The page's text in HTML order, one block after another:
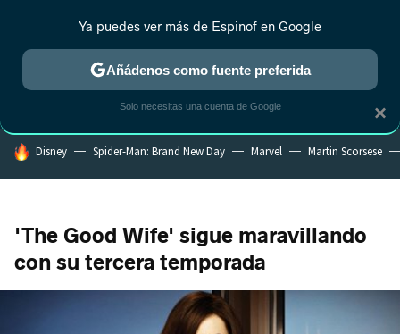
ESTRENOS REALITY ANIME RANKINGS CINE
HOY SE HABLA DE
Disney Spider-Man: Brand New Day Marvel Martin Scorsese
'The Good Wife' sigue maravillando
con su tercera temporada
×
Ya puedes ver más de Espinof en Google
Añádenos como fuente preferida
Solo necesitas una cuenta de Google